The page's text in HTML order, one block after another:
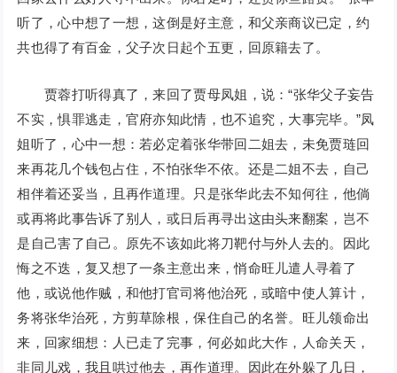
听了，心中想了一想，这倒是好主意，和父亲商议已定，约
共也得了有百金，父子次日起个五更，回原籍去了。
贾蓉打听得真了，来回了贾母凤姐，说：“张华父子妄告
不实，惧罪逃走，官府亦知此情，也不追究，大事完毕。”凤
姐听了，心中一想：若必定着张华带回二姐去，未免贾琏回
来再花几个钱包占住，不怕张华不依。还是二姐不去，自己
相伴着还妥当，且再作道理。只是张华此去不知何往，他倘
或再将此事告诉了别人，或日后再寻出这由头来翻案，岂不
是自己害了自己。原先不该如此将刀靶付与外人去的。因此
悔之不迭，复又想了一条主意出来，悄命旺儿遣人寻着了
他，或说他作贼，和他打官司将他治死，或暗中使人算计，
务将张华治死，方剪草除根，保住自己的名誉。旺儿领命出
来，回家细想：人已走了完事，何必如此大作，人命关天，
非同儿戏，我且哄过他去，再作道理。因此在外躲了几日，